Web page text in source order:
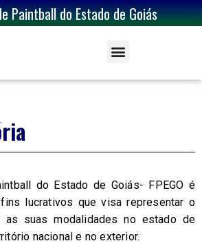
Paintball do Estado de Goiás
do Estado de Goiás- FPEGO é
lucrativos que visa representar o
as suas modalidades no estado de
nacional e no exterior.